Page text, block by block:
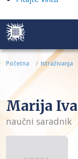
Početna Istraživanja
Marija
naučni saradnik